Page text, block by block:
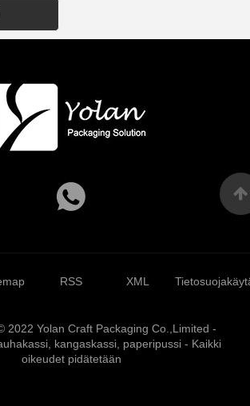
RSS XML
2022 Yolan Craft Packaging Co.,Limited -
kangaskassi, paperipussi - Kaikki
oikeudet pidätetään